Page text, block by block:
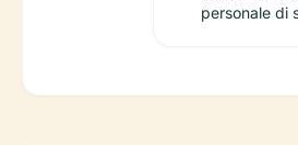
personale di